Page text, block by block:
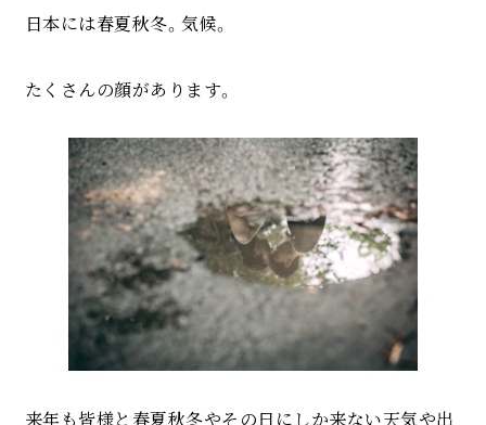
日本には春夏秋冬。気候。
たくさんの顔があります。
来年も皆様と春夏秋冬やその日にしか来ない天気や出